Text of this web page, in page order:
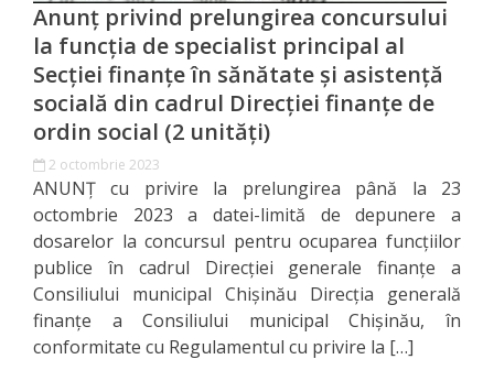
semestrul
I
al
anului
2019
Executarea
bugetului
municipal
Chișinău
Anunț privind prelungirea concursului
la funcția de specialist principal al
Secției finanțe în sănătate și asistență
socială din cadrul Direcției finanțe de
ordin social (2 unități)
2 octombrie 2023
ANUNȚ cu privire la prelungirea până la 23
octombrie 2023 a datei-limită de depunere a
dosarelor la concursul pentru ocuparea funcţiilor
publice în cadrul Direcţiei generale finanţe a
Consiliului municipal Chişinău Direcţia generală
finanţe a Consiliului municipal Chişinău, în
conformitate cu Regulamentul cu privire la […]